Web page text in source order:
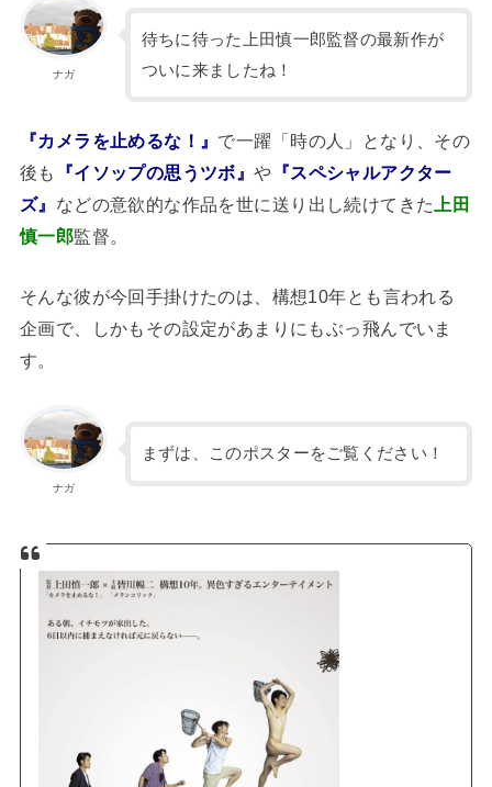
ナガ
待ちに待った上田慎一郎監督の最新作が
ついに来ましたね！
『カメラを止めるな！』 で一躍「時の人」となり、その
後も
『イソップの思うツボ』や 『スペシャルアクター
ズ』 などの意欲的な作品を世に送り出し続けてきた
上田
慎一郎監督。
そんな彼が今回手掛けたのは、構想10年とも言われる
企画で、しかもその設定があまりにもぶっ飛んでいま
す。
ナガ
まずは、このポスターをご覧ください！